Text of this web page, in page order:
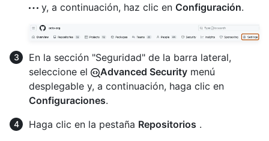
y, a continuación, haz clic en Configuración.
En la sección "Seguridad" de la barra lateral,
seleccione el
Advanced Security menú
desplegable y, a continuación, haga clic en
Configuraciones.
Haga clic en la pestaña Repositorios .